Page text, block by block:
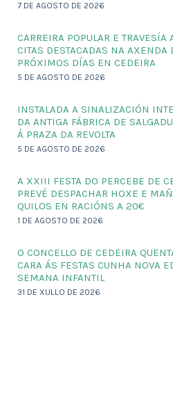
7 DE AGOSTO DE 2026
CARREIRA POPULAR E TRAVESÍA
CITAS DESTACADAS NA AXENDA
PRÓXIMOS DÍAS EN CEDEIRA
5 DE AGOSTO DE 2026
INSTALADA A SINALIZACIÓN
DA ANTIGA FÁBRICA DE
Á PRAZA DA REVOLTA
5 DE AGOSTO DE 2026
A XXIII FESTA DO PERCEBE DE
PREVÉ DESPACHAR HOXE E
QUILOS EN RACIÓNS A 20€
1 DE AGOSTO DE 2026
O CONCELLO DE CEDEIRA
CARA ÁS FESTAS CUNHA NOVA
SEMANA INFANTIL
31 DE XULLO DE 2026